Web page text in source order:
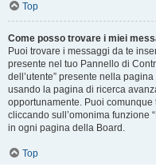
Top
Come posso trovare i miei
Puoi trovare i messaggi da te
presente nel tuo Pannello di
dell’utente” presente nella
usando la pagina di ricerca
opportunamente. Puoi
cliccando sull’omonima funzione
in ogni pagina della Board.
Top